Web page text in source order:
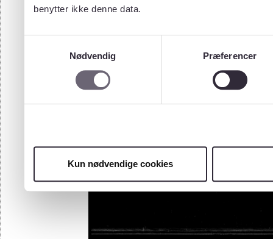
benytter ikke denne data.
Nødvendig
Præferencer
Kun nødvendige cookies